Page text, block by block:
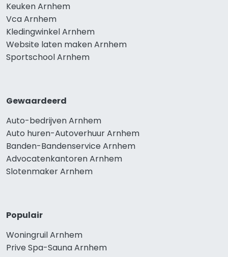
Keuken Arnhem
Vca Arnhem
Kledingwinkel Arnhem
Website laten maken Arnhem
Sportschool Arnhem
Gewaardeerd
Auto-bedrijven Arnhem
Auto huren-Autoverhuur Arnhem
Banden-Bandenservice Arnhem
Advocatenkantoren Arnhem
Slotenmaker Arnhem
Populair
Woningruil Arnhem
Prive Spa-Sauna Arnhem